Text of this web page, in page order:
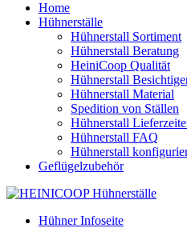
Home
Hühnerställe
Hühnerstall Sortiment
Hühnerstall Beratung
HeiniCoop Qualität
Hühnerstall
Hühnerstall Material
Spedition von Ställen
Hühnerstall
Hühnerstall FAQ
Hühnerstall
Geflügelzubehör
Hühner Infoseite